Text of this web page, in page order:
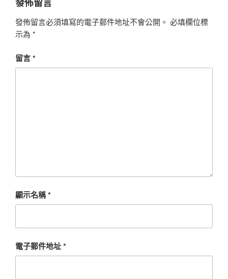
發佈留言必須填寫的電子郵件地址不會公開。 必填欄位標
示為 *
留言*
顯示名稱*
電子郵件地址*